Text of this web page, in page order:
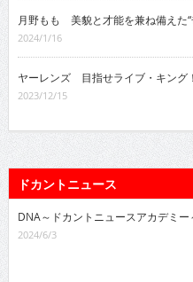
月野もも 美貌と才能を兼ね備えた“
2024/1/16
ヤーレンズ 目指せライブ・キング
2023/12/15
ドカントニュース
DNA～ドカントニュースアカデミ
2024/6/3